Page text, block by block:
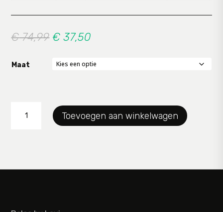
€74,99 Oorspronkelijke
was:
€ 74,99.
€ 37,50
is:
Maat
Yesta
Toevoegen aan winkelwagen